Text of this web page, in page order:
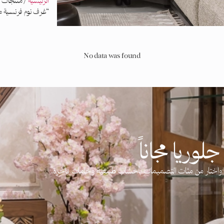
“غرف نوم فرنسية
No data was found
مجاناً
واختار من مئات التصميمات بأخشاب طبيعية وخامات فاخرة.